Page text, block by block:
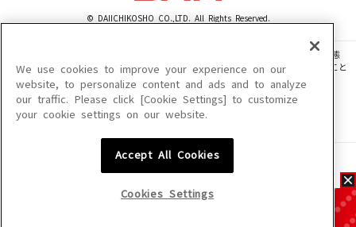
© DAIICHIKOSHO CO.,LTD. All Rights Reserved.
このサイトに掲載されている一切の文章・画像・写真・動画・音声等を、手段や形態
を問わず、著作権法の定める範囲を超えて無断で複製、転載、ファイル化などすること
を禁じます。
楽曲及びコンテンツは、機種によりご利用いただけない場合があります。
楽曲及びコンテンツの配信日、配信内容が変更になる場合があります。
We use cookies to improve your experience on our
website, to personalize content and ads and to analyze
our traffic. Please click [Cookie Settings] to customize
your cookie settings on our website.
Accept All Cookies
Cookies Settings